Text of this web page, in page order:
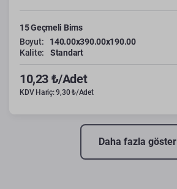
15 Geçmeli Bims
Boyut:
140.00x390.00x190.00
Kalite:
Standart
10,23 ₺/Adet
KDV Hariç: 9,30 ₺/Adet
Daha fazla göster